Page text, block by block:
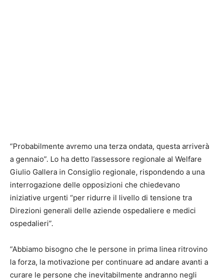
“Probabilmente avremo una terza ondata, questa arriverà
a gennaio”. Lo ha detto l’assessore regionale al Welfare
Giulio Gallera in Consiglio regionale, rispondendo a una
interrogazione delle opposizioni che chiedevano
iniziative urgenti “per ridurre il livello di tensione tra
Direzioni generali delle aziende ospedaliere e medici
ospedalieri”.
“Abbiamo bisogno che le persone in prima linea ritrovino
la forza, la motivazione per continuare ad andare avanti a
curare le persone che inevitabilmente andranno negli